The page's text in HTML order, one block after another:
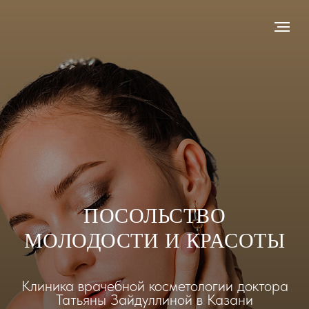
ПОСОЛЬСТВО
МОЛОДОСТИ И КРАСОТЫ
Клиника врачебной косметологии доктора
Татьяны Зайдуллиной в Казани